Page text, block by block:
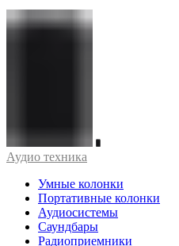
Аудио техника
Умные колонки
Портативные колонки
Аудиосистемы
Саундбары
Радиоприемники